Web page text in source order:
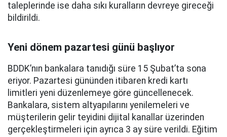
taleplerinde ise daha sıkı kuralların devreye gireceği
bildirildi.
Yeni dönem pazartesi günü başlıyor
BDDK’nın bankalara tanıdığı süre 15 Şubat’ta sona
eriyor. Pazartesi gününden itibaren kredi kartı
limitleri yeni düzenlemeye göre güncellenecek.
Bankalara, sistem altyapılarını yenilemeleri ve
müşterilerin gelir teyidini dijital kanallar üzerinden
gerçekleştirmeleri için ayrıca 3 ay süre verildi. Eğitim